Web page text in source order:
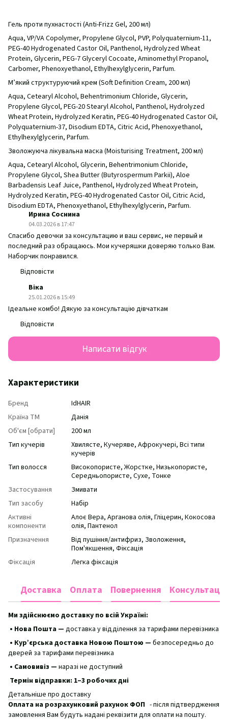
Гель проти пухнастості (Anti-Frizz Gel, 200 мл)
Aqua, VP/VA Copolymer, Propylene Glycol, PVP, Polyquaternium-11,
PEG-40 Hydrogenated Castor Oil, Panthenol, Hydrolyzed Wheat
Protein, Glycerin, PEG-7 Glyceryl Cocoate, Aminomethyl Propanol,
Carbomer, Phenoxyethanol, Ethylhexylglycerin, Parfum.
М’який структуруючий крем (Soft Definition Cream, 200 мл)
Aqua, Cetearyl Alcohol, Behentrimonium Chloride, Glycerin,
Propylene Glycol, PEG-20 Stearyl Alcohol, Panthenol, Hydrolyzed
Wheat Protein, Hydrolyzed Keratin, PEG-40 Hydrogenated Castor Oil,
Polyquaternium-37, Disodium EDTA, Citric Acid, Phenoxyethanol,
Ethylhexylglycerin, Parfum.
Зволожуюча лікувальна маска (Moisturising Treatment, 200 мл)
Aqua, Cetearyl Alcohol, Glycerin, Behentrimonium Chloride,
Propylene Glycol, Shea Butter (Butyrospermum Parkii), Aloe
Barbadensis Leaf Juice, Panthenol, Hydrolyzed Wheat Protein,
Hydrolyzed Keratin, PEG-40 Hydrogenated Castor Oil, Citric Acid,
Disodium EDTA, Phenoxyethanol, Ethylhexylglycerin, Parfum.
Ирина Соснина
04.03.2026 в 17:47
Спасибо девочки за консультацию и ваш сервис, не первый и
последний раз обращаюсь. Мои кучеряшки доверяю только Вам.
Наборчик понравился.
Відповісти
Віка
25.01.2026 в 15:49
Ідеальне комбо! Дякую за консультацію дівчаткам
Відповісти
Написати відгук
Характеристики
Бренд
IdHAIR
Країна ТМ
Данія
Об'єм [обрати]
200 мл
Тип кучерів
Хвилясте, Кучеряве, Афрокучері, Всі типи
кучерів
Тип волосся
Високопористе, Жорстке, Низькопористе,
Середньопористе, Сухе, Тонке
Застосування
Змивати
Тип засобу
Набір
Активні
компоненти
Алоє Вера, Арганова олія, Гліцерин, Кокосова
олія, Пантенол
Призначення
Від пушіння/антифриз, Зволоження,
Пом'якшення, Фіксація
Фіксація
Легка фіксація
Доставка Оплата Повернення Консультація
Ми здійснюємо доставку по всій Україні:
• Нова Пошта — доставка у відділення за тарифами перевізника
• Кур’єрська доставка Новою Поштою — безпосередньо до
дверей за тарифами перевізника
• Самовивіз — наразі не доступний
Термін відправки: 1–3 робочих дні
Детальніше про доставку
Оплата на розрахунковий рахунок ФОП - після підтвердження
замовлення Вам будуть надані реквізити для оплати на пошту.